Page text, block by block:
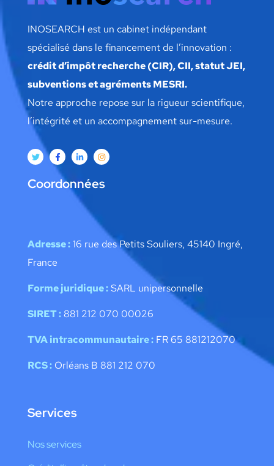
INOSEARCH est un cabinet indépendant
spécialisé dans le financement de l’innovation :
crédit d’impôt recherche (CIR), CII, statut JEI,
subventions et agréments MESRI.
Notre approche repose sur la rigueur scientifique,
l’intégrité et un accompagnement sur-mesure.
Coordonnées
Adresse :16 rue des Petits Souliers, 45140 Ingré,
France
Forme juridique :SARL unipersonnelle
SIRET : 881 212 070 00026
TVA intracommunautaire : FR 65 881212070
RCS : Orléans B 881 212 070
Services
Nos services